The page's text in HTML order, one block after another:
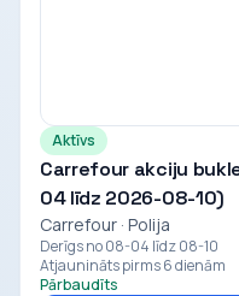
Aktīvs
Carrefour akciju
04 līdz 2026-08-10)
Carrefour · Polija
Derīgs no 08-04 līdz 08-10
Atjaunināts pirms 6 dienām
Pārbaudīts